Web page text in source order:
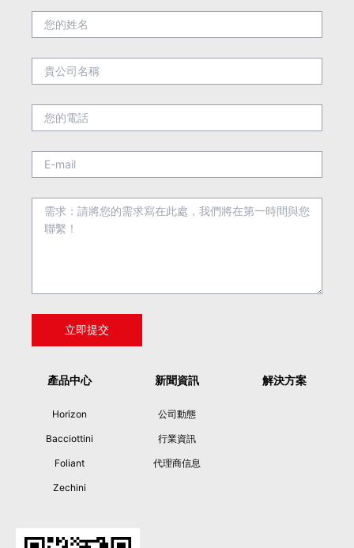
產品中心
Horizon
Bacciottini
Foliant
Zechini
新聞資訊
公司動態
行業資訊
代理商信息
解決方案